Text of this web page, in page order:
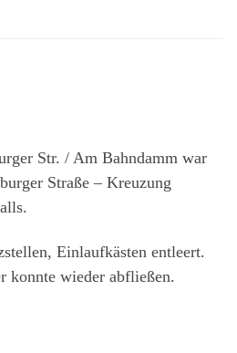
Str. / Am Bahndamm war
Straße – Kreuzung
Einlaufkästen entleert.
konnte wieder abfließen.